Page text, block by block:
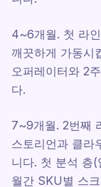
4~6개월. 첫 라
깨끗하게 가동시
오퍼레이터와 2
다.
7~9개월. 2번째
스토리언과 클라
니다. 첫 분석 층
월간 SKU별 스